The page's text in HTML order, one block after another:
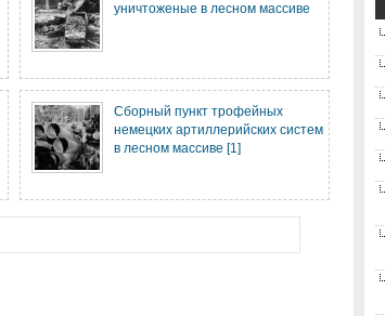
уничтоженые в лесном массиве
Сборный пункт трофейных
немецких артиллерийских систем
в лесном массиве [1]